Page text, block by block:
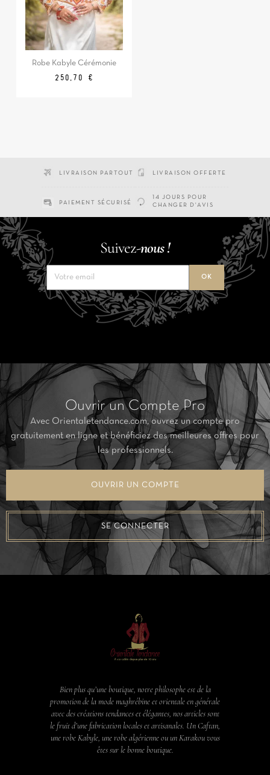
Robe Kabyle Cérémonie
Prix
250,70 €
LIVRAISON PARTOUT LIVRAISON OFFERTE
PAIEMENT SÉCURISÉ
14 JOURS POUR
CHANGER D'AVIS
Suivez-nous !
Ouvrir un Compte Pro
Avec Orientaletendance.com, ouvrez un compte pro
gratuitement en ligne et bénéficiez des meilleures offres pour
les professionnels.
OUVRIR UN COMPTE
SE CONNECTER
Bien plus qu’une boutique, notre philosophe est de la
promotion de la mode maghrébine et orientale en générale
avec des créations tendances et élégantes, nos articles sont
le fruit d’une fabrication locales et artisanales. Un Caftan,
une robe Kabyle, une robe algérienne ou un Karakou vous
êtes sur le bonne boutique.